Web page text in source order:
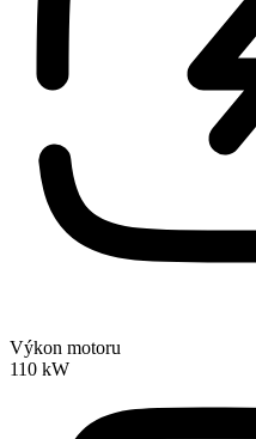
Výkon motoru
110 kW